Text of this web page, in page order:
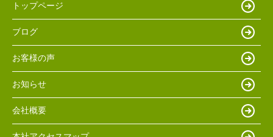
トップページ
ブログ
お客様の声
お知らせ
会社概要